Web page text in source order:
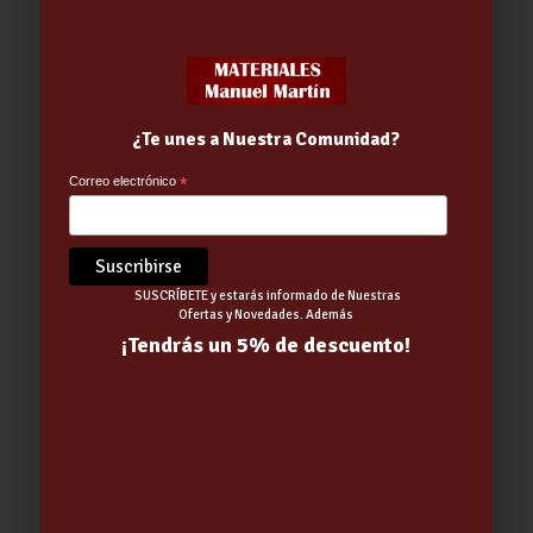
Portafruta 0,5L SRP 12 MIX COLOR
2.38€
¿Te unes a Nuestra Comunidad?
Correo electrónico*
SUSCRÍBETE y estarás informado de Nuestras
Ofertas y Novedades. Además
¡Tendrás un 5% de descuento!